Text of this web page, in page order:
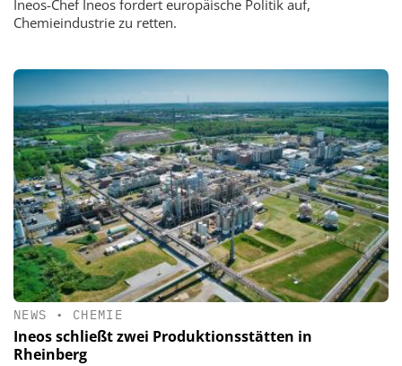
Ineos-Chef Ineos fordert europäische Politik auf,
Chemieindustrie zu retten.
NEWS • CHEMIE
Ineos schließt zwei Produktionsstätten in
Rheinberg